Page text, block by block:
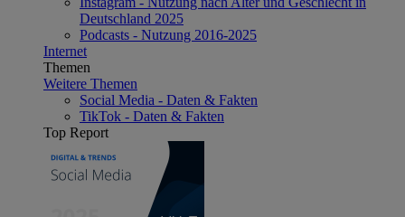
Deutschland 2025
Podcasts - Nutzung 2016-2025
Internet
Themen
Weitere Themen
Social Media - Daten & Fakten
TikTok - Daten & Fakten
Top Report